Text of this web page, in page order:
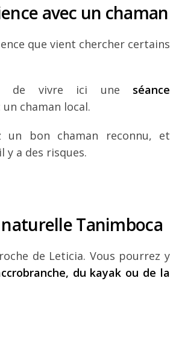
avec un chaman
que vient chercher certains
de vivre ici une séance
un chaman local.
un bon chaman reconnu, et
y a des risques.
Tanimboca
de Leticia. Vous pourrez y
du kayak ou de la